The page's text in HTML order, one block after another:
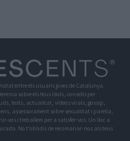
entre els usuaris joves de Catalunya.
sobre els teus ídols, consells per
tests, actualitat, vídeos virals, gossip,
assessorament sobre sexualitat i parella,
vos i treballem per a satisfer-vos. Un lloc a
No t'oblidis de recomanar-nos als teus